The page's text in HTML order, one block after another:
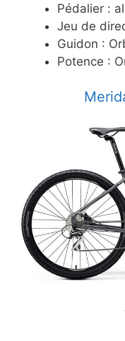
Pédalier :
Jeu de
Guidon :
Potence :